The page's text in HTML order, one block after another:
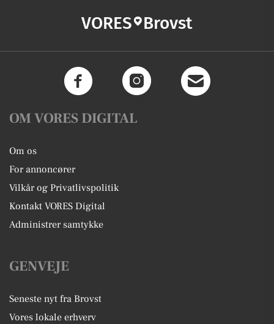
VORES Brovst
OM VORES DIGITAL
Om os
For annoncører
Vilkår og Privatlivspolitik
Kontakt VORES Digital
Administrer samtykke
GENVEJE
Seneste nyt fra Brovst
Vores lokale erhverv